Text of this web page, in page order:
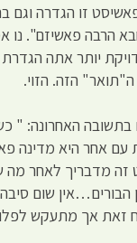
זו הגדרה וגם
הרבה פאשיזם". נו
יותר אתה הגדרת
הזה. הזוי.
האחרונה: "
עם אחר היא מדינה
זה מדבריך לאחר מה
שום
זאת אך מתעקש